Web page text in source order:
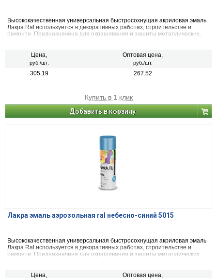
Высококачественная универсальная быстросохнущая акриловая эмаль
Лакра Ral используется в декоративных работах, строительстве и
ремонте. Предназначена для окрашивания и защиты металлических,
внутренних работ.
Цена,
руб./шт.
Оптовая цена,
руб./шт.
305.19 267.52
Купить в 1 клик
Добавить в корзину
Лакра эмаль аэрозольная ral небесно-синий 5015
Высококачественная универсальная быстросохнущая акриловая эмаль
Лакра Ral используется в декоративных работах, строительстве и
ремонте. Предназначена для окрашивания и защиты металлических,
внутренних работ.
Цена, Оптовая цена,